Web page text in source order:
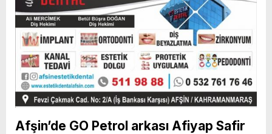
Afşin’de GO Petrol arkası Afiyap Safir